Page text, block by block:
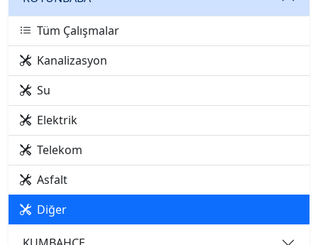
Tüm Çalışmalar
Kanalizasyon
Su
Elektrik
Telekom
Asfalt
Diğer